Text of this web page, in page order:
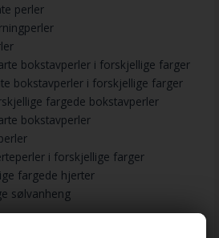
perler
bokstavperler i forskjellige farger
bokstavperler i forskjellige farger
fargede bokstavperler
bokstavperler
i forskjellige farger
fargede hjerter
sølvanheng